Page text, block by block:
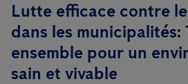
Lutte efficace contre
dans les municipalités:
ensemble pour un
sain et vivable